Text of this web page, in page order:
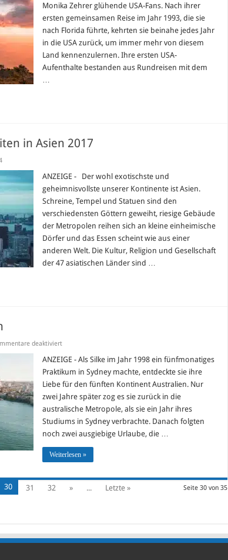
Auf
Wanderschuhen
durch
die
USA
Monika Zehrer glühende USA-Fans. Nach ihrer
ersten gemeinsamen Reise im Jahr 1993, die sie
nach Florida führte, kehrten sie beinahe jedes Jahr
in die USA zurück, um immer mehr von diesem
Land kennenzulernen. Ihre ersten USA-
Aufenthalte bestanden aus Rundreisen mit dem
in Asien 2017
ANZEIGE - Der wohl exotischste und
geheimnisvollste unserer Kontinente ist Asien.
Schreine, Tempel und Statuen sind den
verschiedensten Göttern geweiht, riesige Gebäude
der Metropolen reihen sich an kleine einheimische
Dörfer und das Essen scheint wie aus einer
anderen Welt. Die Kultur, Religion und Gesellschaft
der 47 asiatischen Länder sind …
deaktiviertfür
–
in
Australien
ANZEIGE - Als Silke im Jahr 1998 ein fünfmonatiges
Praktikum in Sydney machte, entdeckte sie ihre
Liebe für den fünften Kontinent Australien. Nur
zwei Jahre später zog es sie zurück in die
australische Metropole, als sie ein Jahr ihres
Studiums in Sydney verbrachte. Danach folgten
noch zwei ausgiebige Urlaube, die …
Weiterlesen »
Seite 30 von 35
30 31 32 » ... Letzte »